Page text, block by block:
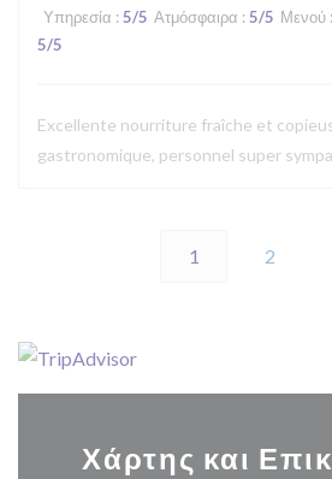
Υπηρεσία : 5/5 Ατμόσφαιρα : 5/5 Μενού :
5/5
Excellente nourriture fraîche et
gastronomique, personnel super
1 2
Χάρτης και